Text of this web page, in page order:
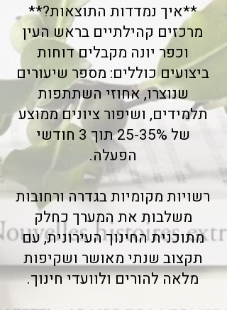
**איך נמדדות התוצאות?**
מרכזים קהילתיים בראש העין
וכפר יונה מקבלים דוחות
ביצועים כוללים: מספר שיעורים
שנוצרו, אחוזי השתתפות
תלמידים, ושיפור ציונים ממוצע
של 25-35% תוך 3 חודשי
הפעלה.
רשויות מקומיות בגדרה ורחובות
משלבות את המערך כחלק
מתוכנית החינוך העירונית, עם
תקצוב שנתי מאושר ושקיפות
מלאה להורים ולוועדי חינוך.